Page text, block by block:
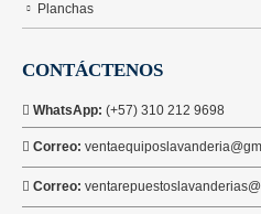
Planchas
CONTÁCTENOS
WhatsApp: (+57) 310 212 9698
Correo:
Correo: